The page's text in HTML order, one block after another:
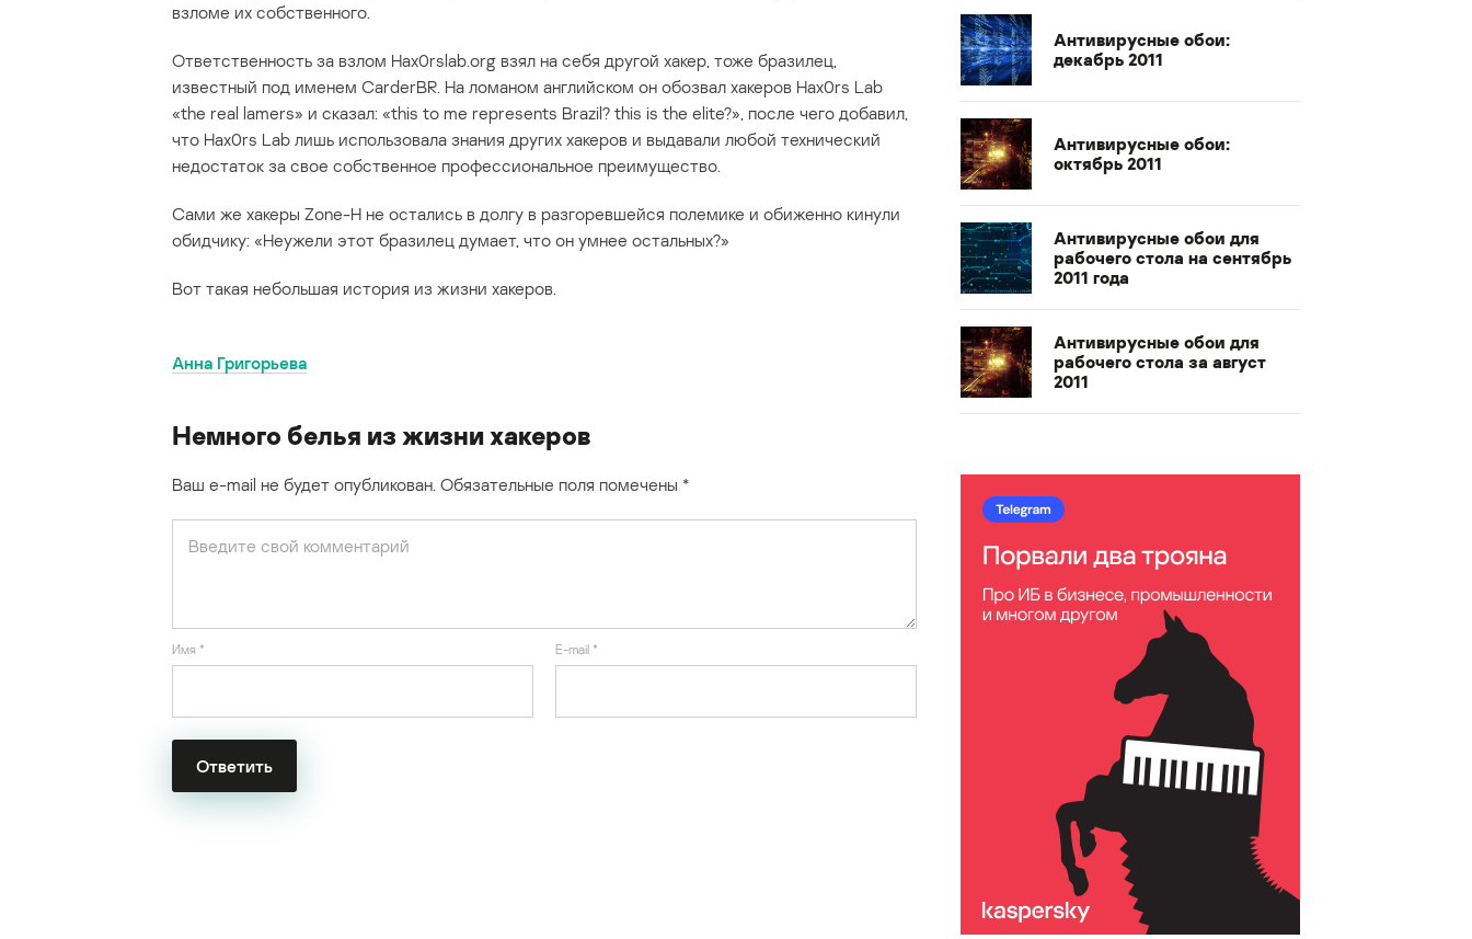
взломе их собственного.
Ответственность за взлом Hax0rslab.org взял на себя другой хакер, тоже бразилец,
известный под именем CarderBR. На ломаном английском он обозвал хакеров Hax0rs Lab
«the real lamers» и сказал: «this to me represents Brazil? this is the elite?», после чего добавил,
что Hax0rs Lab лишь использовала знания других хакеров и выдавали любой технический
недостаток за свое собственное профессиональное преимущество.
Сами же хакеры Zone-H не остались в долгу в разгоревшейся полемике и обиженно кинули
обидчику: «Неужели этот бразилец думает, что он умнее остальных?»
Вот такая небольшая история из жизни хакеров.
Анна Григорьева
Немного белья из жизни хакеров
Ваш e-mail не будет опубликован. Обязательные поля помечены *
Имя * E-mail *
Антивирусные обои:
декабрь 2011
Антивирусные обои:
октябрь 2011
Антивирусные обои для
рабочего стола на сентябрь
2011 года
Антивирусные обои для
рабочего стола за август
2011